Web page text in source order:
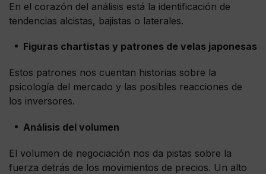
En el corazón del análisis está la identificación de
tendencias alcistas, bajistas o laterales.
Figuras chartistas y patrones de velas japonesas
Estos patrones nos cuentan historias sobre la
psicología del mercado y las posibles reacciones de
los inversores.
Análisis del volumen
El volumen de negociación nos da pistas sobre la
fuerza detrás de los movimientos de precios. Un alto